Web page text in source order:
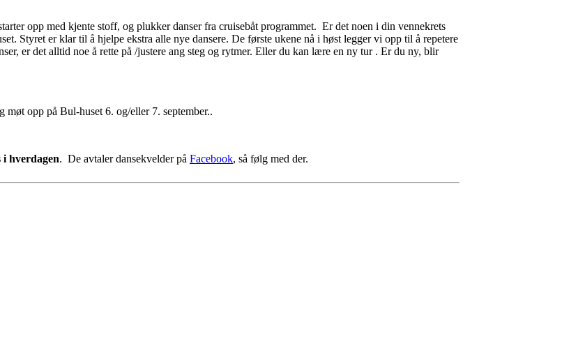
opp med kjente stoff, og plukker danser fra cruisebåt programmet. Er det noen i din vennekrets
Styret er klar til å hjelpe ekstra alle nye dansere. De første ukene nå i høst legger vi opp til å repetere
er det alltid noe å rette på /justere ang steg og rytmer. Eller du kan lære en ny tur . Er du ny, blir
opp på Bul-huset 6. og/eller 7. september..
i hverdagen. De avtaler dansekvelder på Facebook, så følg med der.